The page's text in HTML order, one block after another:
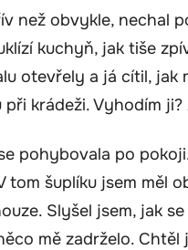
než obvykle, nechal
kuchyň, jak tiše
otevřely a já cítil, jak
krádeži. Vyhodím
pohybovala po
tom šuplíku jsem měl
Slyšel jsem, jak
mě zadrželo. Chtěl